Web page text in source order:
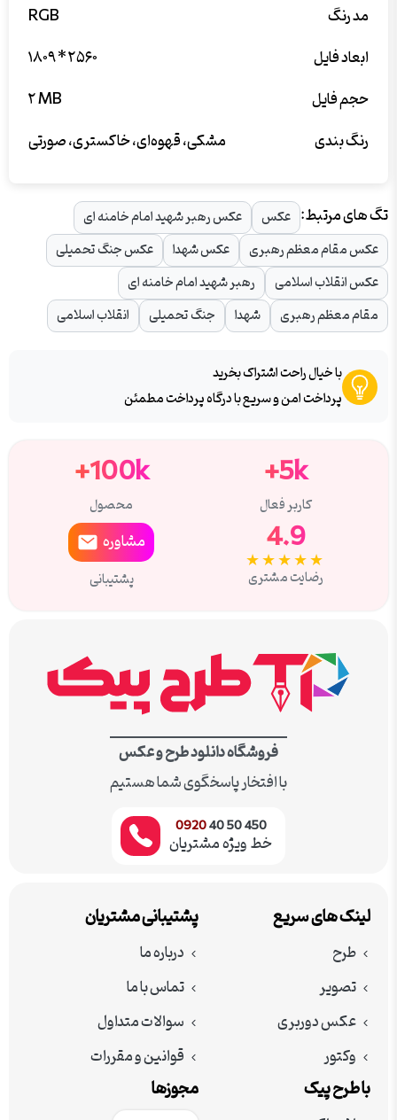
مد رنگ
RGB
ابعاد فایل
۱۸۰۹ * ۲۵۶۰
حجم فایل
۲ MB
رنگ بندی
مشکی، قهوه‌ای، خاکستری، صورتی
تگ های مرتبط: عکس
عکس رهبر شهید امام خامنه ای
عکس مقام معظم رهبری
عکس شهدا
عکس جنگ تحمیلی
عکس انقلاب اسلامی
رهبر شهید امام خامنه ای
مقام معظم رهبری
شهدا جنگ تحمیلی انقلاب اسلامی
با خیال راحت اشتراک بخرید
پرداخت امن و سریع با درگاه پرداخت مطمئن
5k+
کاربر فعال
100k+
محصول
4.9
★★★★★
رضایت مشتری
مشاوره
پشتیبانی
فروشگاه دانلود طرح و عکس
با افتخار پاسخگوی شما هستیم
450 50 40
0920
خط ویژه مشتریان
لینک های سریع
طرح
تصویر
عکس دوربری
وکتور
پشتیبانی مشتریان
درباره ما
تماس با ما
سوالات متداول
قوانین و مقررات
با طرح پیک مجوزها